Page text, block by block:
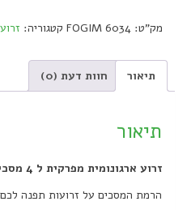
ל
מסכים
FOGIM
מק"ט: FOGIM 6034 קטגוריה:
תיאור חוות דעת (0)
תיאור
זרוע ארגונומית מפרקית ל 4 מסכים FOGIM 6034
הרמת המסכים על זרועות תפנה